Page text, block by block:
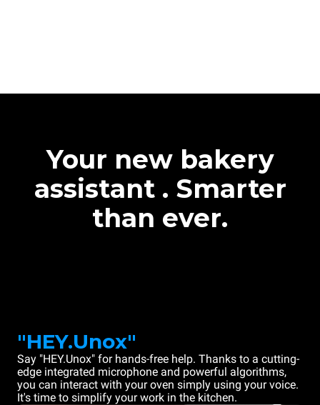
Your new bakery
assistant . Smarter
than ever.
"HEY.Unox"
Say "HEY.Unox" for hands-free help. Thanks to a cutting-
edge integrated microphone and powerful algorithms,
you can interact with your oven simply using your voice.
It's time to simplify your work in the kitchen.